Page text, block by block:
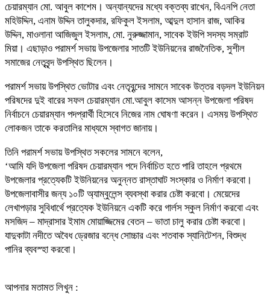
চেয়ারম্যান মো. আবুল কাশেম। অন্যান্যদের মধ্যে বক্তব্য রাখেন, বিএনপি নেতা
মহিউদ্দিন, এনাম উদ্দিন তালুকদার, রফিকুল ইসলাম, আব্দুল হাসান রাজ, আকির
উদ্দিন, মাওলানা আজিজুল ইসলাম, মো. নুরুজ্জামান, সাবেক ইউপি সদস্য সম্রাট
মিয়া। এছাড়াও পরামর্শ সভায় উপজেলার সাতটি ইউনিয়নের রাজনৈতিক, সুশীল
সমাজের নেতৃবৃন্দ উপস্থিত ছিলেন।
পরামর্শ সভায় উপস্থিত ভোটার এবং নেতৃবৃন্দের সামনে সাবেক উত্তর বড়দল ইউনিয়ন
পরিষদের দুই বারের সফল চেয়ারম্যান মো.আবুল কাসেম আসন্ন উপজেলা পরিষদ
নির্বাচনে চেয়ারম্যান পদপ্রার্থী হিসেবে নিজের নাম ঘোষণা করেন। এসময় উপস্থিত
লোকজন তাকে করতালির মাধ্যমে স্বাগত জানায়।
তিনি পরামর্শ সভায় উপস্থিত সকলের সামনে বলেন,
‘আমি যদি উপজেলা পরিষদ চেয়ারম্যান পদে নির্বাচিত হতে পারি তাহলে প্রথমে
উপজেলার প্রত্যেকটি ইউনিয়নের অনুন্নত রাস্তাঘাট সংস্কার ও নির্মাণ করবো।
উপজেলাবাসীর জন্য ১০টি অ্যাম্বুলেন্স ব্যবস্থা করার চেষ্টা করবো। মেয়েদের
লেখাপড়ার সুবিধার্থে প্রত্যেক ইউনিয়নে একটি করে গার্লস স্কুল নির্মাণ করবো এবং
মসজিদ – মাদ্রাসার ইমাম মোয়াজ্জিমের বেতন – ভাতা চালু করার চেষ্টা করবো।
যাদুকাটা নদীতে অবৈধ ড্রেজার বন্ধে সোচ্চার এবং শতবাক স্যানিটেশন, বিশুদ্ধ
পানির ব্যবস্হা করবো।
আপনার মতামত লিখুন :